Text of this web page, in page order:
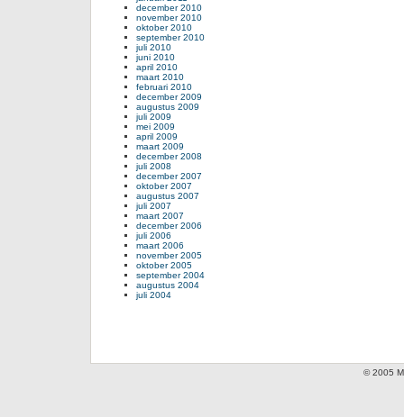
december 2010
november 2010
oktober 2010
september 2010
juli 2010
juni 2010
april 2010
maart 2010
februari 2010
december 2009
augustus 2009
juli 2009
mei 2009
april 2009
maart 2009
december 2008
juli 2008
december 2007
oktober 2007
augustus 2007
juli 2007
maart 2007
december 2006
juli 2006
maart 2006
november 2005
oktober 2005
september 2004
augustus 2004
juli 2004
© 2005